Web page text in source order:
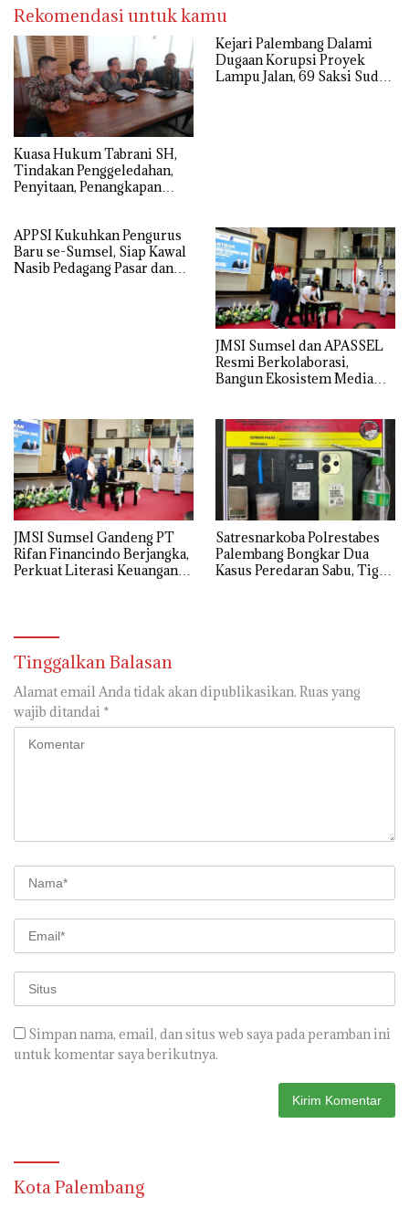
Rekomendasi untuk kamu
‎Kuasa Hukum Tabrani SH,
Tindakan Penggeledahan,
Penyitaan, Penangkapan
Melalui Mekanisme
Praperadilan
Kejari Palembang Dalami
Dugaan Korupsi Proyek
Lampu Jalan, 69 Saksi Sudah
APPSI Kukuhkan Pengurus
Baru se-Sumsel, Siap Kawal
Nasib Pedagang Pasar dan
JMSI Sumsel dan APASSEL
Resmi Berkolaborasi,
Bangun Ekosistem Media
Kreatif
JMSI Sumsel Gandeng PT
Rifan Financindo Berjangka,
Perkuat Literasi Keuangan
Satresnarkoba Polrestabes
Palembang Bongkar Dua
Kasus Peredaran Sabu, Tiga
Tinggalkan Balasan
Alamat email Anda tidak akan dipublikasikan. Ruas yang
wajib ditandai *
Simpan nama, email, dan situs web saya pada peramban ini
untuk komentar saya berikutnya.
Kota Palembang